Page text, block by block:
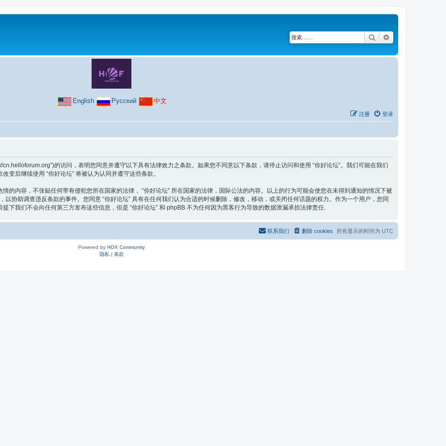
搜索
English Русский 中文
登录
注册
cn.helloforum.org”)的访问，表明您同意并遵守以下具有法律效力之条款。如果您不同意以下条款，请停止访问和使用 “你好论坛”。我们可能在我们
变后继续使用 “你好论坛” 将被认为认同并遵守这些条款。
的内容，不张贴任何带有侵犯您所在国家的法律， “你好论坛” 所在国家的法律，国际公法的内容。以上的行为可能会使您在未得到通知的情况下被
协助调查违反条款的事件。您同意 “你好论坛” 具有在任何我们认为合适的时候删除，修改，移动，或关闭任何话题的权力。作为一个用户，您同
下我们不会向任何第三方发布这些信息，但是 “你好论坛” 和 phpBB 不为任何因为黑客行为导致的数据泄漏承担法律责任.
所有显示的时间为 UTC
删除 cookies
联系我们
Powered by HOX Community
隐私| 条款